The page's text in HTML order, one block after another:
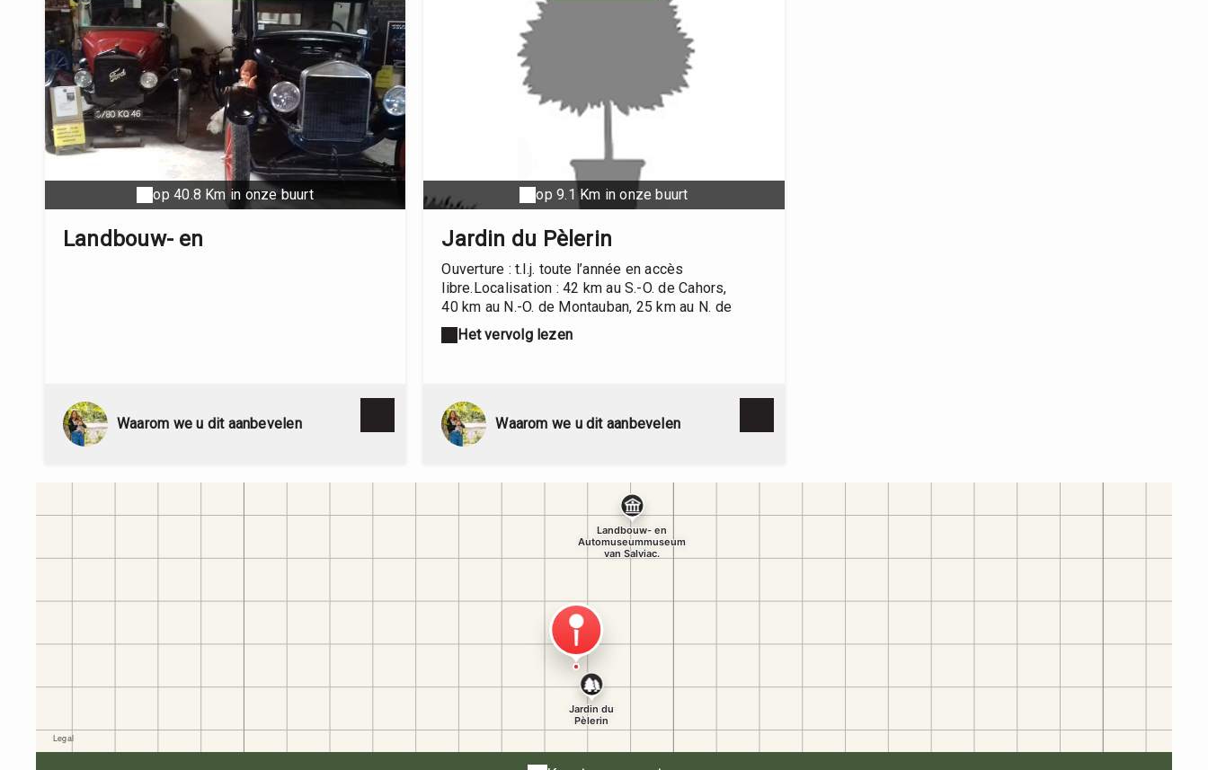
op 40.8 Km in onze buurt
Landbouw- en
Waarom we u dit aanbevelen
op 9.1 Km in onze buurt
Jardin du Pèlerin
Ouverture : t.l.j. toute l’année en accès
libre.Localisation : 42 km au S.-O. de Cahors,
40 km au N.-O. de Montauban, 25 km au N. de
Moissac. Suivre « cité médiévale de Lauzerte ».
Dans le village de Lauzerte, suivre le fléchage
(place des Cornières). Les escaliers ne
permettent pas l’accès aux personnes à mobilité
réduite.Manifestations : Manifestations :
63 94 61 94, fax 05 63 94 61 93- E-mail :
accueil@lauzerte-tourisme.fr- Web : lauzerte-
Het vervolg lezen
Waarom we u dit aanbevelen